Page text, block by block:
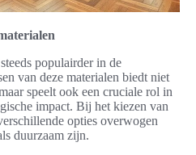
populairder in de
van deze materialen biedt niet
speelt ook een cruciale rol in
impact. Bij het kiezen van
opties overwogen
duurzaam zijn.